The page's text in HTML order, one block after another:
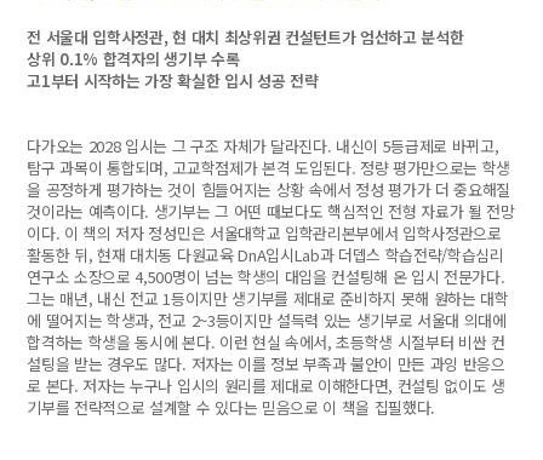
전 서울대 입학사정관, 현 대치 최상위권 컨설턴트가 엄선하고 분석한
상위 0.1% 합격자의 생기부 수록
고1부터 시작하는 가장 확실한 입시 성공 전략
다가오는 2028 입시는 그 구조 자체가 달라진다. 내신이 5등급제로 바뀌고,
탐구 과목이 통합되며, 고교학점제가 본격 도입된다. 정량 평가만으로는 학생
을 공정하게 평가하는 것이 힘들어지는 상황 속에서 정성 평가가 더 중요해질
것이라는 예측이다. 생기부는 그 어떤 때보다도 핵심적인 전형 자료가 될 전망
이다. 이 책의 저자 정성민은 서울대학교 입학관리본부에서 입학사정관으로
활동한 뒤, 현재 대치동 다원교육 DnA입시Lab과 더뎁스 학습전략/학습심리
연구소 소장으로 4,500명이 넘는 학생의 대입을 컨설팅해 온 입시 전문가다.
그는 매년, 내신 전교 1등이지만 생기부를 제대로 준비하지 못해 원하는 대학
에 떨어지는 학생과, 전교 2~3등이지만 설득력 있는 생기부로 서울대 의대에
합격하는 학생을 동시에 본다. 이런 현실 속에서, 초등학생 시절부터 비싼 컨
설팅을 받는 경우도 많다. 저자는 이를 정보 부족과 불안이 만든 과잉 반응으
로 본다. 저자는 누구나 입시의 원리를 제대로 이해한다면, 컨설팅 없이도 생
기부를 전략적으로 설계할 수 있다는 믿음으로 이 책을 집필했다.